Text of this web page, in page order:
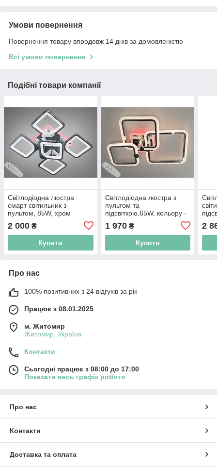
Умови повернення
Повернення товару впродовж 14 днів за домовленістю
Всі умови повернення
Подібні товари компанії
Світлодіодна люстра
смарт світильник з
пультом, 85W, хром
2 000 ₴
Купити
Світлодіодна люстра з
пультом та
підсвіткою,65W, кольору -
1 970₴
Купити
2
Про нас
100% позитивних з 24 відгуків за рік
Працює з 08.01.2025
м. Житомир
Житомир, Україна
Контакти
Сьогодні працює з 08:00 до 17:00
Показати весь графік роботи
Про нас
Контакти
Доставка та оплата